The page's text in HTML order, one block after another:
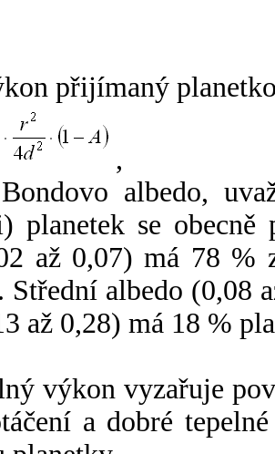
přijímaný
,
albedo,
planetek se
až 0,07) má 78 %
Střední albedo (0,08
až 0,28) má 18 %
výkon vyzařuje
a dobré